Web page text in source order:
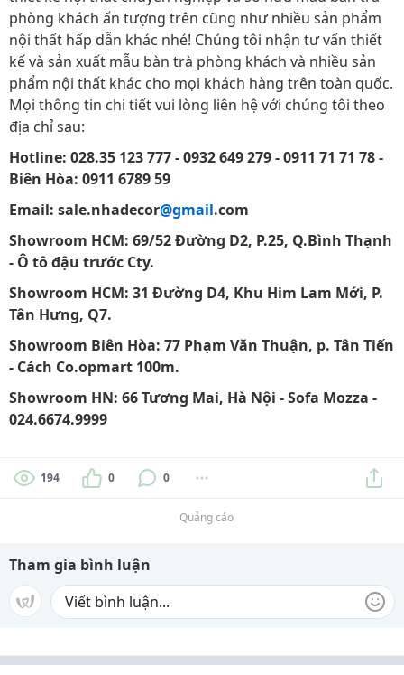
phòng khách ấn tượng trên cũng như nhiều sản phẩm
nội thất hấp dẫn khác nhé! Chúng tôi nhận tư vấn thiết
kế và sản xuất mẫu bàn trà phòng khách và nhiều sản
phẩm nội thất khác cho mọi khách hàng trên toàn quốc.
Mọi thông tin chi tiết vui lòng liên hệ với chúng tôi theo
địa chỉ sau:
Hotline: 028.35 123 777 - 0932 649 279 - 0911 71 71 78 -
Biên Hòa: 0911 6789 59
Email: sale.nhadecor@gmail.com
Showroom HCM: 69/52 Đường D2, P.25, Q.Bình Thạnh
- Ô tô đậu trước Cty.
Showroom HCM: 31 Đường D4, Khu Him Lam Mới, P.
Tân Hưng, Q7.
Showroom Biên Hòa: 77 Phạm Văn Thuận, p. Tân Tiến
- Cách Co.opmart 100m.
Showroom HN: 66 Tương Mai, Hà Nội - Sofa Mozza -
024.6674.9999
194 0 0
Quảng cáo
Tham gia bình luận